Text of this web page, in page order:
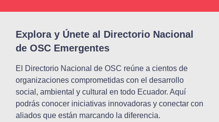
Explora y Únete al Directorio Nacional
de OSC Emergentes
El Directorio Nacional de OSC reúne a cientos de
organizaciones comprometidas con el desarrollo
social, ambiental y cultural en todo Ecuador. Aquí
podrás conocer iniciativas innovadoras y conectar con
aliados que están marcando la diferencia.